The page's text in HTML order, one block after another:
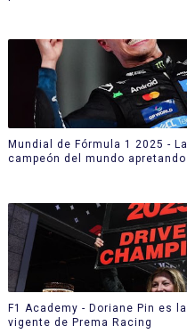
Mundial de Fórmula 1 2025 -
campeón del mundo
F1 Academy - Doriane Pin es
vigente de Prema Racing